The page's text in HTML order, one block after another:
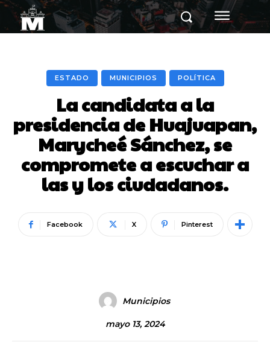
ESTADO MUNICIPIOS POLÍTICA
La candidata a la
presidencia de Huajuapan,
Marycheé Sánchez, se
compromete a escuchar a
las y los ciudadanos.
Facebook X Pinterest
Municipios
mayo 13, 2024